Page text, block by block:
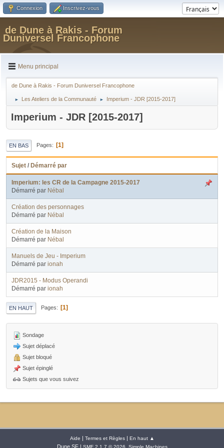
Connexion Inscrivez-vous
de Dune à Rakis - Forum
Duniversel Francophone
Menu principal
de Dune à Rakis - Forum Duniversel Francophone
► Les Ateliers de la Communauté ► Imperium - JDR [2015-2017]
Imperium - JDR [2015-2017]
EN BAS Pages 1
Sujet / Démarré par
Imperium: les CR de la Campagne 2015-2017
Démarré par Nébal
Création des personnages
Démarré par Nébal
Création de la Maison
Démarré par Nébal
Manuels de Jeu - Imperium
Démarré par ionah
JDR2015 - Modus Operandi
Démarré par ionah
EN HAUT Pages 1
Sondage
Sujet déplacé
Sujet bloqué
Sujet épinglé
Sujets que vous suivez
Aide | Termes et Règles| En haut ▲
Dune SF | SMF 2.1.7 © 2026 Simple Machines